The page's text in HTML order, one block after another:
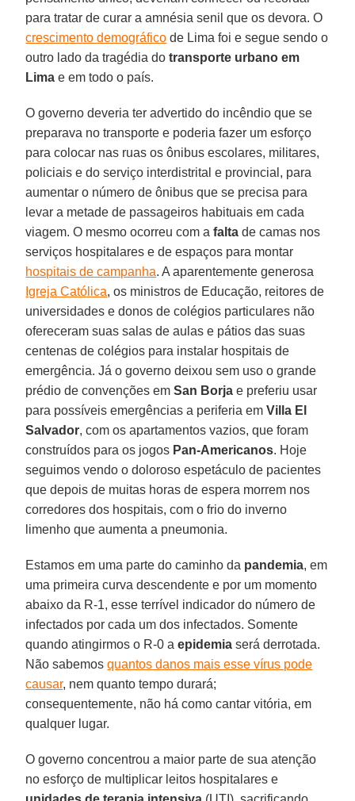
para tratar de curar a amnésia senil que os devora. O
crescimento demográfico de Lima foi e segue sendo o
outro lado da tragédia dotransporte urbano em
Lima e em todo o país.
O governo deveria ter advertido do incêndio que se
preparava no transporte e poderia fazer um esforço
para colocar nas ruas os ônibus escolares, militares,
policiais e do serviço interdistrital e provincial, para
aumentar o número de ônibus que se precisa para
levar a metade de passageiros habituais em cada
viagem. O mesmo ocorreu com a falta de camas nos
serviços hospitalares e de espaços para montar
hospitais de campanha. A aparentemente generosa
Igreja Católica, os ministros de Educação, reitores de
universidades e donos de colégios particulares não
ofereceram suas salas de aulas e pátios das suas
centenas de colégios para instalar hospitais de
emergência. Já o governo deixou sem uso o grande
prédio de convenções emSan Borja e preferiu usar
para possíveis emergências a periferia em Villa El
Salvador, com os apartamentos vazios, que foram
construídos para os jogos Pan-Americanos. Hoje
seguimos vendo o doloroso espetáculo de pacientes
que depois de muitas horas de espera morrem nos
corredores dos hospitais, com o frio do inverno
limenho que aumenta a pneumonia.
Estamos em uma parte do caminho da pandemia, em
uma primeira curva descendente e por um momento
abaixo da R-1, esse terrível indicador do número de
infectados por cada um dos infectados. Somente
quando atingirmos o R-0 aepidemia será derrotada.
Não sabemosquantos danos mais esse vírus pode
causar, nem quanto tempo durará;
consequentemente, não há como cantar vitória, em
qualquer lugar.
O governo concentrou a maior parte de sua atenção
no esforço de multiplicar leitos hospitalares e